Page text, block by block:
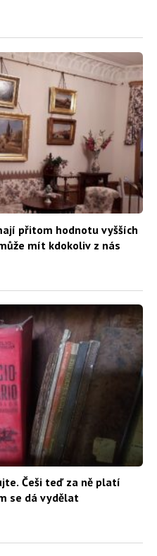
přitom hodnotu vyšších
mít kdokoliv z nás
Češi teď za ně platí
se dá vydělat